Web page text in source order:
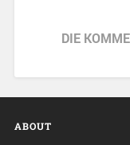
DIE
ABOUT